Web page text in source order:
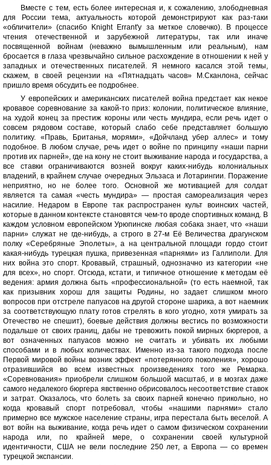
Вместе с тем, есть более интересная и, к сожалению, злободневная
для России тема, актуальность которой демонстрируют как раз-таки
«обличители» (спасибо Knight Errant'у за меткое словечко). В процессе
чтения отечественной и зарубежной литературы, так или иначе
посвященной войнам (неважно вымышленным или реальным), нам
бросается в глаза чрезвычайно сильное расхождение в отношении к ней у
западных и отечественных писателей. Я немного касался этой темы,
скажем, в своей рецензии на «Пятнадцать часов» М.Сканлона, сейчас
пришло время обсудить ее подробнее.
У европейских и американских писателей война предстает как некое
кровавое соревнование за какой-то приз: колонии, политическое влияние,
на худой конец за престиж короны или честь мундира, если речь идет о
совсем рядовом составе, который слабо себе представляет большую
политику. «Правь, Британья, морями», «Дойчланд убер аллес» и тому
подобное. В любом случае, речь идет о войне по принципу «наши парни
против их парней», где на кону не стоит выживание народа и государства, а
все ставки ограничиваются возней вокруг каких-нибудь колониальных
владений, в крайнем случае очередных Эльзаса и Лотарингии. Поражение
неприятно, но не более того. Основной же мотивацией для солдат
является та самая «честь мундира» — простая самореализация через
насилие. Недаром в Европе так распространен культ воинских частей,
которые в данном контексте становятся чем-то вроде спортивных команд. В
каждом условном европейском Урюпинске любая собака знает, что «наши
парни» служат не где-нибудь, а строго в 27-м Её Величества драгунском
полку «Серебряные Эполеты», а на центральной площади гордо стоит
какая-нибудь турецкая пушка, привезенная «парнями» из Галлиполи. Для
них война это спорт. Кровавый, страшный, однозначно из категории «не
для всех», но спорт. Отсюда, кстати, и типичное отношение к методам её
ведения: армия должна быть «профессиональной» (то есть наемной, так
как призывник хорош для защиты Родины, но задает слишком много
вопросов при отстреле папуасов на другой стороне шарика, а вот наемник
за соответствующую плату готов стрелять в кого угодно, хотя умирать за
Отечество не спешит), боевые действия должны вестись по возможности
подальше от своих границ, дабы не тревожить покой мирных бюргеров, а
вот означенных папуасов можно не считать и убивать их любыми
способами и в любых количествах. Именно из-за такого подхода после
Первой мировой войны возник эффект «потерянного поколения», хорошо
отразившийся во всем известных произведениях того же Ремарка.
«Соревнования» приобрели слишком большой масштаб, и в мозгах даже
самого недалекого бюргера явственно обрисовалось несоответствие ставок
и затрат. Оказалось, что болеть за своих парней конечно прикольно, но
когда кровавый спорт потребовал, чтобы «нашими парнями» стало
примерно все мужское население страны, игра перестала быть веселой. А
вот войн на выживание, когда речь идет о самом физическом сохранении
народа или, по крайней мере, о сохранении своей культурной
идентичности, США не вели последние 250 лет, а Европа — со времен
турецкой экспансии.